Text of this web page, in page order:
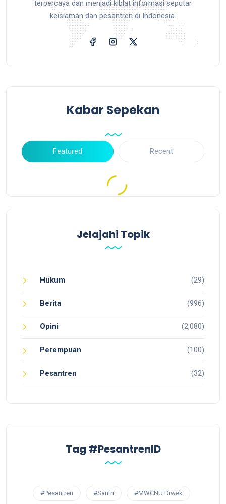
terpercaya dan menjadi kiblat informasi seputar
keislaman dan pesantren di Indonesia.
Kabar Sepekan
Featured Recent
Jelajahi Topik
Hukum (29)
Berita (996)
Opini (2,080)
Perempuan (100)
Pesantren (32)
Tag #PesantrenID
#Pesantren #Santri #MWCNU Diwek